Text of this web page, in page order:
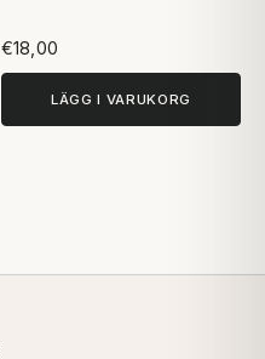
€18,00
LÄGG I VARUKORG